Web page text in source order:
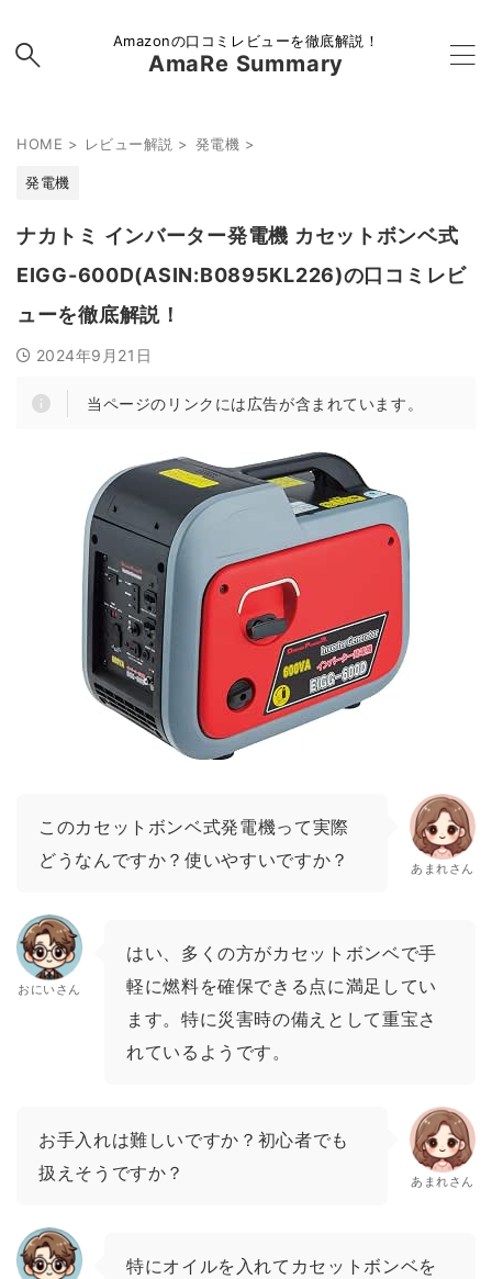
Amazonの口コミレビューを徹底解説！
AmaRe Summary
HOME > レビュー解説 > 発電機 >
発電機
ナカトミ インバーター発電機 カセットボンベ式
EIGG-600D(ASIN:B0895KL226)の口コミレビ
ューを徹底解説！
2024年9月21日
当ページのリンクには広告が含まれています。
このカセットボンベ式発電機って実際
どうなんですか？使いやすいですか？
あまれさん
おにいさん
はい、多くの方がカセットボンベで手
軽に燃料を確保できる点に満足してい
ます。特に災害時の備えとして重宝さ
れているようです。
お手入れは難しいですか？初心者でも
扱えそうですか？
あまれさん
特にオイルを入れてカセットボンベを